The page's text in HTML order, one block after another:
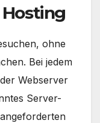
ohne
Bei jedem
Webserver
Server-